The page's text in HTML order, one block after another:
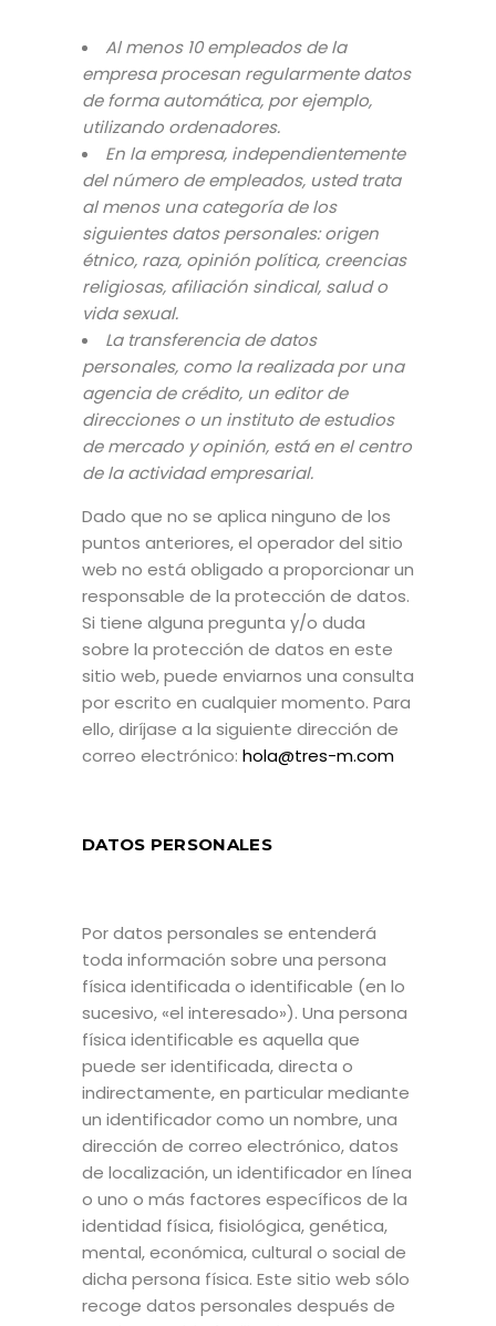
Al menos 10 empleados de la
empresa procesan regularmente datos
de forma automática, por ejemplo,
utilizando ordenadores.
En la empresa, independientemente
del número de empleados, usted trata
al menos una categoría de los
siguientes datos personales: origen
étnico, raza, opinión política, creencias
religiosas, afiliación sindical, salud o
vida sexual.
La transferencia de datos
personales, como la realizada por una
agencia de crédito, un editor de
direcciones o un instituto de estudios
de mercado y opinión, está en el centro
de la actividad empresarial.
Dado que no se aplica ninguno de los
puntos anteriores, el operador del sitio
web no está obligado a proporcionar un
responsable de la protección de datos.
Si tiene alguna pregunta y/o duda
sobre la protección de datos en este
sitio web, puede enviarnos una consulta
por escrito en cualquier momento. Para
ello, diríjase a la siguiente dirección de
correo electrónico: hola@tres-m.com
DATOS PERSONALES
Por datos personales se entenderá
toda información sobre una persona
física identificada o identificable (en lo
sucesivo, «el interesado»). Una persona
física identificable es aquella que
puede ser identificada, directa o
indirectamente, en particular mediante
un identificador como un nombre, una
dirección de correo electrónico, datos
de localización, un identificador en línea
o uno o más factores específicos de la
identidad física, fisiológica, genética,
mental, económica, cultural o social de
dicha persona física. Este sitio web sólo
recoge datos personales después de